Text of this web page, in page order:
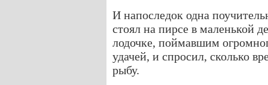
И напоследок одна
стоял на пирсе в маленькой
лодочке, поймавшим
удачей, и спросил, сколько
рыбу.